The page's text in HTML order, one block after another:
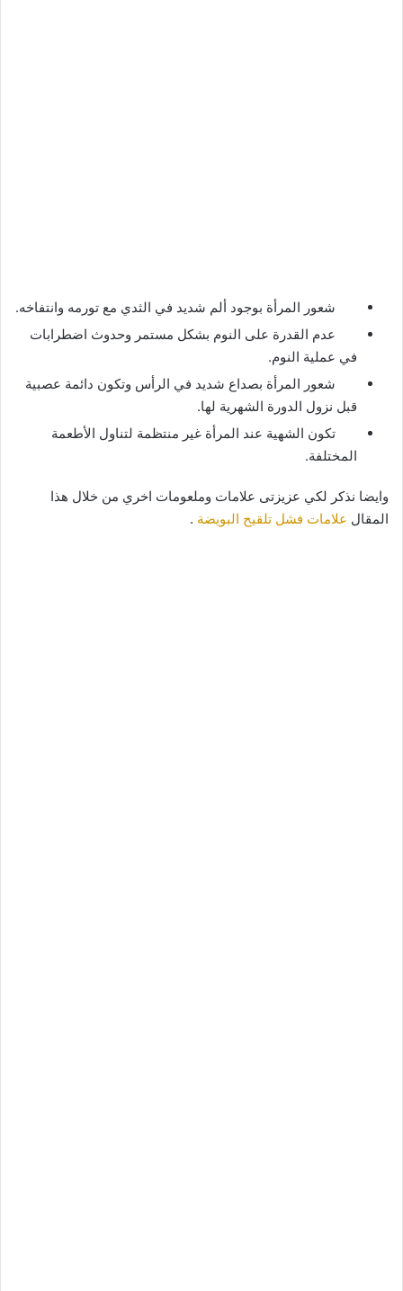
شعور المرأة بوجود ألم شديد في الثدي مع تورمه وانتفاخه.
عدم القدرة على النوم بشكل مستمر وحدوث اضطرابات
في عملية النوم.
شعور المرأة بصداع شديد في الرأس وتكون دائمة عصبية
قبل نزول الدورة الشهرية لها.
تكون الشهية عند المرأة غير منتظمة لتناول الأطعمة
المختلفة.
وايضا نذكر لكي عزيزتى علامات وملعومات اخري من خلال هذا
المقال علامات فشل تلقيح البويضة .